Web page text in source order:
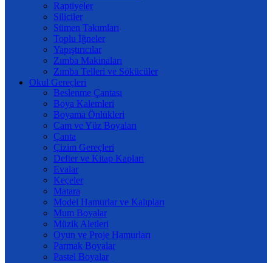
Raptiyeler
Siliciler
Sümen Takımları
Toplu İğneler
Yapıştırıcılar
Zımba Makinaları
Zımba Telleri ve Sökücüler
Okul Gereçleri
Beslenme Çantası
Boya Kalemleri
Boyama Önlükleri
Cam ve Yüz Boyaları
Çanta
Çizim Gereçleri
Defter ve Kitap Kapları
Evalar
Keçeler
Matara
Model Hamurlar ve Kalıpları
Mum Boyalar
Müzik Aletleri
Oyun ve Proje Hamurları
Parmak Boyalar
Pastel Boyalar